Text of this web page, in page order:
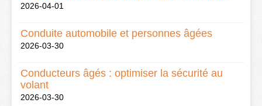
2026-04-01
Conduite automobile et personnes âgées
2026-03-30
Conducteurs âgés : optimiser la sécurité au
volant
2026-03-30